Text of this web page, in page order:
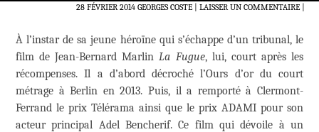
28 FÉVRIER 2014 GEORGES COSTE LAISSER UN COMMENTAIRE|
À l’instar de sa jeune héroïne qui s’échappe d’un tribunal, le
film de Jean-Bernard MarlinLa Fugue, lui, court après les
récompenses. Il a d’abord décroché l’Ours d’or du court
métrage à Berlin en 2013. Puis, il a remporté à Clermont-
Ferrand le prix Télérama ainsi que le prix ADAMI pour son
acteur principal Adel Bencherif. Ce film qui dévoile à un